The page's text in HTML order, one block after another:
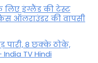
लिए इंग्लैंड की टेस्ट
ऑलराउंडर की वापसी
पारी, 8 छक्के ठोके,
TV Hindi